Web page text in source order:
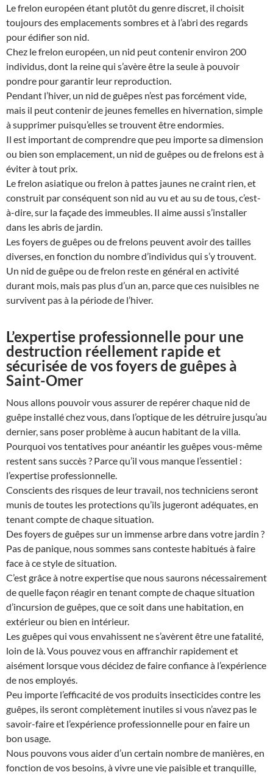
Le frelon européen étant plutôt du genre discret, il choisit
toujours des emplacements sombres et à l’abri des regards
pour édifier son nid.
Chez le frelon européen, un nid peut contenir environ 200
individus, dont la reine qui s’avère être la seule à pouvoir
pondre pour garantir leur reproduction.
Pendant l’hiver, un nid de guêpes n’est pas forcément vide,
mais il peut contenir de jeunes femelles en hivernation, simple
à supprimer puisqu’elles se trouvent être endormies.
Il est important de comprendre que peu importe sa dimension
ou bien son emplacement, un nid de guêpes ou de frelons est à
éviter à tout prix.
Le frelon asiatique ou frelon à pattes jaunes ne craint rien, et
construit par conséquent son nid au vu et au su de tous, c’est-
à-dire, sur la façade des immeubles. Il aime aussi s’installer
dans les abris de jardin.
Les foyers de guêpes ou de frelons peuvent avoir des tailles
diverses, en fonction du nombre d’individus qui s’y trouvent.
Un nid de guêpe ou de frelon reste en général en activité
durant mois, mais pas plus d’un an, parce que ces nuisibles ne
survivent pas à la période de l’hiver.
L’expertise professionnelle pour une
destruction réellement rapide et
sécurisée de vos foyers de guêpes à
Saint-Omer
Nous allons pouvoir vous assurer de repérer chaque nid de
guêpe installé chez vous, dans l’optique de les détruire jusqu’au
dernier, sans poser problème à aucun habitant de la villa.
Pourquoi vos tentatives pour anéantir les guêpes vous-même
restent sans succès ? Parce qu’il vous manque l’essentiel :
l’expertise professionnelle.
Conscients des risques de leur travail, nos techniciens seront
munis de toutes les protections qu’ils jugeront adéquates, en
tenant compte de chaque situation.
Des foyers de guêpes sur un immense arbre dans votre jardin ?
Pas de panique, nous sommes sans conteste habitués à faire
face à ce style de situation.
C’est grâce à notre expertise que nous saurons nécessairement
de quelle façon réagir en tenant compte de chaque situation
d’incursion de guêpes, que ce soit dans une habitation, en
extérieur ou bien en intérieur.
Les guêpes qui vous envahissent ne s’avèrent être une fatalité,
loin de là. Vous pouvez vous en affranchir rapidement et
aisément lorsque vous décidez de faire confiance à l’expérience
de nos employés.
Peu importe l’efficacité de vos produits insecticides contre les
guêpes, ils seront complètement inutiles si vous n’avez pas le
savoir-faire et l’expérience professionnelle pour en faire un
bon usage.
Nous pouvons vous aider d’un certain nombre de manières, en
fonction de vos besoins, à vivre une vie paisible et tranquille,